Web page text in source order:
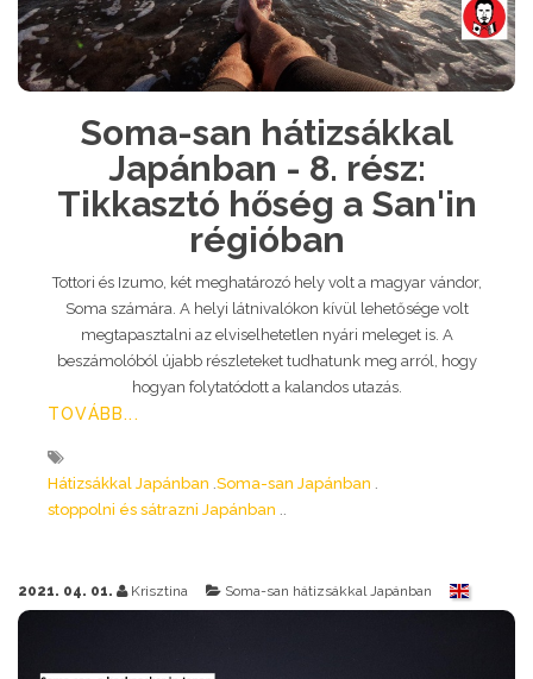
Soma-san hátizsákkal
Japánban - 8. rész:
Tikkasztó hőség a San'in
régióban
Tottori és Izumo, két meghatározó hely volt a magyar vándor,
Soma számára. A helyi látnivalókon kívül lehetősége volt
megtapasztalni az elviselhetetlen nyári meleget is. A
beszámolóból újabb részleteket tudhatunk meg arról, hogy
hogyan folytatódott a kalandos utazás.
TOVÁBB...
Hátizsákkal Japánban Soma-san Japánban
stoppolni és sátrazni Japánban
2021. 04. 01. Krisztina Soma-san hátizsákkal Japánban